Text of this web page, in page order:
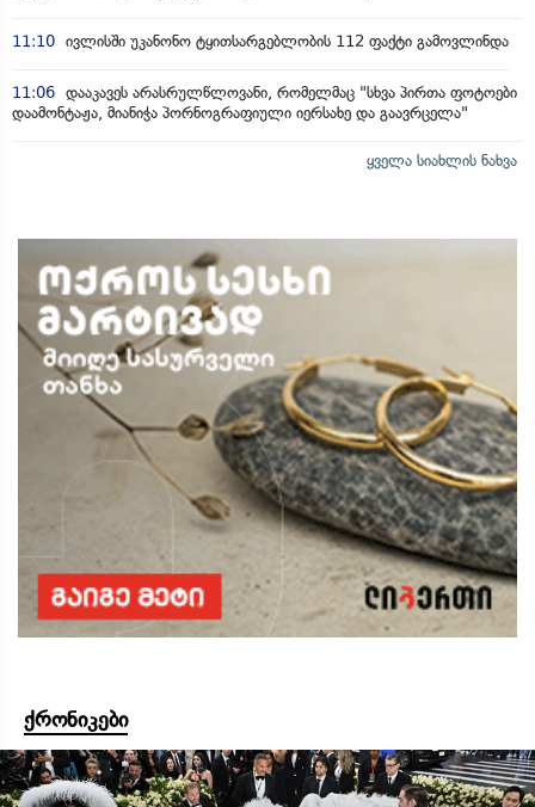
11:10 ივლისში უკანონო ტყითსარგებლობის 112 ფაქტი გამოვლინდა
11:06 დააკავეს არასრულწლოვანი, რომელმაც "სხვა პირთა ფოტოები
დაამონტაჟა, მიანიჭა პორნოგრაფიული იერსახე და გაავრცელა"
ყველა სიახლის ნახვა
ქრონიკები